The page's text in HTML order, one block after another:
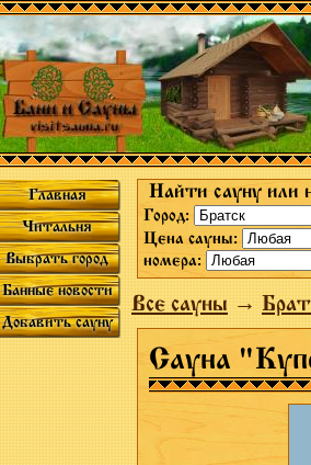
Главная
Читальня
Выбрать город
Банные новости
Добавить сауну
Найти сауну или
Город:
Цена сауны:
номера:
Все сауны→
Сауна